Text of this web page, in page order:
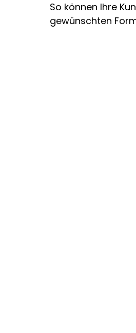
So können Ihre
gewünschten